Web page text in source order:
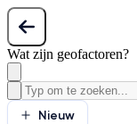
Wat zijn geofactoren?
Nieuw